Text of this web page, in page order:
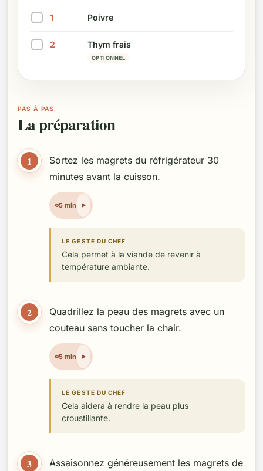
1 Poivre
Marquer cet ingrédient comme préparé
2 Thym frais
OPTIONNEL
PAS À PAS
La préparation
1
Sortez les magrets du réfrigérateur 30
minutes avant la cuisson.
5 min
LE GESTE DU CHEF
Cela permet à la viande de revenir à
température ambiante.
2
Quadrillez la peau des magrets avec un
couteau sans toucher la chair.
5 min
LE GESTE DU CHEF
Cela aidera à rendre la peau plus
croustillante.
3
Assaisonnez généreusement les magrets de